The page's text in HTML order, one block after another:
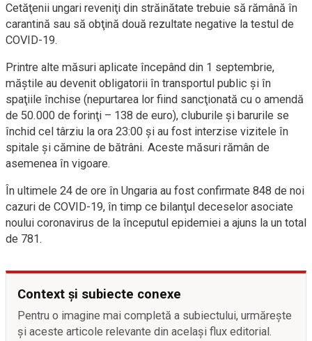
Cetăţenii ungari reveniţi din străinătate trebuie să rămână în
carantină sau să obţină două rezultate negative la testul de
COVID-19.
Printre alte măsuri aplicate începând din 1 septembrie,
măştile au devenit obligatorii în transportul public şi în
spaţiile închise (nepurtarea lor fiind sancţionată cu o amendă
de 50.000 de forinţi – 138 de euro), cluburile şi barurile se
închid cel târziu la ora 23:00 şi au fost interzise vizitele în
spitale şi cămine de bătrâni. Aceste măsuri rămân de
asemenea în vigoare.
În ultimele 24 de ore în Ungaria au fost confirmate 848 de noi
cazuri de COVID-19, în timp ce bilanţul deceselor asociate
noului coronavirus de la începutul epidemiei a ajuns la un total
de 781.
Context și subiecte conexe
Pentru o imagine mai completă a subiectului, urmărește
și aceste articole relevante din același flux editorial.